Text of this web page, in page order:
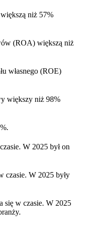
niż 57%
(ROA) większą niż
własnego (ROE)
większy niż 98%
W 2025 był on
czasie. W 2025 były
się w czasie. W 2025